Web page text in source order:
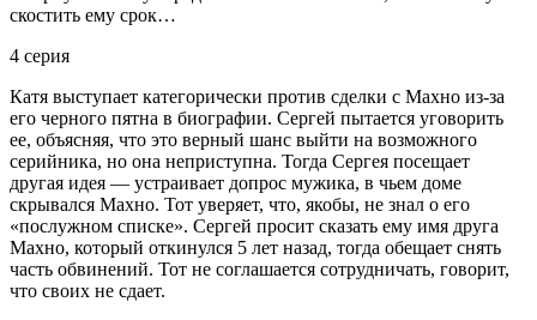
скостить ему срок…
4 серия
Катя выступает категорически против сделки с Махно из-за
его черного пятна в биографии. Сергей пытается уговорить
ее, объясняя, что это верный шанс выйти на возможного
серийника, но она неприступна. Тогда Сергея посещает
другая идея — устраивает допрос мужика, в чьем доме
скрывался Махно. Тот уверяет, что, якобы, не знал о его
«послужном списке». Сергей просит сказать ему имя друга
Махно, который откинулся 5 лет назад, тогда обещает снять
часть обвинений. Тот не соглашается сотрудничать, говорит,
что своих не сдает.